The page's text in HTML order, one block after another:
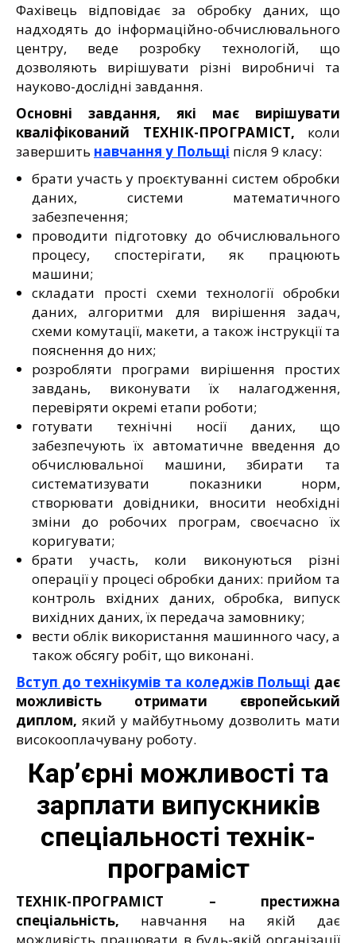
Фахівець відповідає за обробку даних, що
надходять до інформаційно-обчислювального
центру, веде розробку технологій, що
дозволяють вирішувати різні виробничі та
науково-дослідні завдання.
Основні завдання, які має вирішувати
кваліфікований ТЕХНІК-ПРОГРАМІСТ, коли
завершить навчання у Польщі після 9 класу:
брати участь у проєктуванні систем обробки
даних, системи математичного
забезпечення;
проводити підготовку до обчислювального
процесу, спостерігати, як працюють
машини;
складати прості схеми технології обробки
даних, алгоритми для вирішення задач,
схеми комутації, макети, а також інструкції та
пояснення до них;
розробляти програми вирішення простих
завдань, виконувати їх налагодження,
перевіряти окремі етапи роботи;
готувати технічні носії даних, що
забезпечують їх автоматичне введення до
обчислювальної машини, збирати та
систематизувати показники норм,
створювати довідники, вносити необхідні
зміни до робочих програм, своєчасно їх
коригувати;
брати участь, коли виконуються різні
операції у процесі обробки даних: прийом та
контроль вхідних даних, обробка, випуск
вихідних даних, їх передача замовнику;
вести облік використання машинного часу, а
також обсягу робіт, що виконані.
Вступ до технікумів та коледжів Польщі дає
можливість отримати європейський
диплом, який у майбутньому дозволить мати
високооплачувану роботу.
Кар’єрні можливості та
зарплати випускників
спеціальності технік-
програміст
ТЕХНІК-ПРОГРАМІСТ – престижна
спеціальність, навчання на якій дає